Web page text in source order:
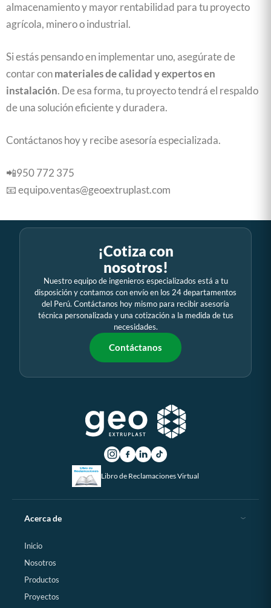
almacenamiento y mayor rentabilidad para tu proyecto
agrícola, minero o industrial.
Si estás pensando en implementar uno, asegúrate de
contar conmateriales de calidad y expertos en
instalación. De esa forma, tu proyecto tendrá el respaldo
de una solución eficiente y duradera.
Contáctanos hoy y recibe asesoría especializada.
📲950 772 375
📧 equipo.ventas@geoextruplast.com
¡Cotiza con
nosotros!
Nuestro equipo de ingenieros especializados está a tu
disposición y contamos con envío en los 24 departamentos
del Perú. Contáctanos hoy mismo para recibir asesoría
técnica personalizada y una cotización a la medida de tus
necesidades.
Contáctanos
Libro de Reclamaciones Virtual
Acerca de
Inicio
Nosotros
Productos
Proyectos